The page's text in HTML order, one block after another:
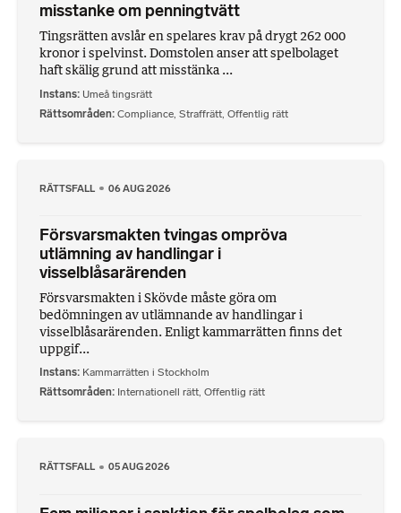
misstanke om penningtvätt
Tingsrätten avslår en spelares krav på drygt 262 000
kronor i spelvinst. Domstolen anser att spelbolaget
haft skälig grund att misstänka ...
Instans Umeå tingsrätt
Rättsområden Compliance Straffrätt Offentlig rätt
RÄTTSFALL 06 AUG 2026
Försvarsmakten tvingas ompröva
utlämning av handlingar i
visselblåsarärenden
Försvarsmakten i Skövde måste göra om
bedömningen av utlämnande av handlingar i
visselblåsarärenden. Enligt kammarrätten finns det
uppgif...
Instans Kammarrätten i Stockholm
Rättsområden Internationell rätt, Offentlig rätt
RÄTTSFALL 05 AUG 2026